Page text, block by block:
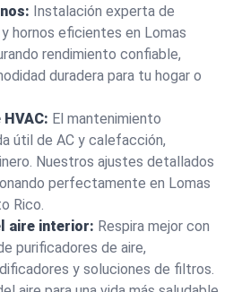
Instalación experta de
hornos eficientes en Lomas
rendimiento confiable,
duradera para tu hogar o
El mantenimiento
útil de AC y calefacción,
Nuestros ajustes detallados
perfectamente en Lomas
Rico.
aire interior: Respira mejor con
purificadores de aire,
y soluciones de filtros.